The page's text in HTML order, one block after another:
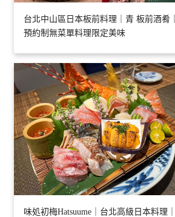
台北中山區日本板前料理｜青 板前酒肴｜
預約制無菜單料理限定美味
味処初梅Hatsuume｜台北高級日本料理｜